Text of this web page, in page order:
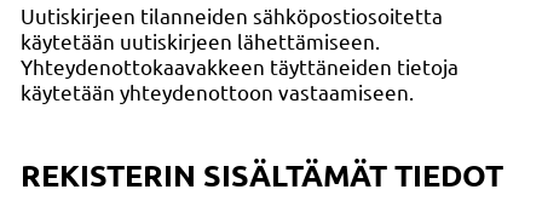
Uutiskirjeen tilanneiden sähköpostiosoitetta
käytetään uutiskirjeen lähettämiseen.
Yhteydenottokaavakkeen täyttäneiden tietoja
käytetään yhteydenottoon vastaamiseen.
REKISTERIN SISÄLTÄMÄT TIEDOT